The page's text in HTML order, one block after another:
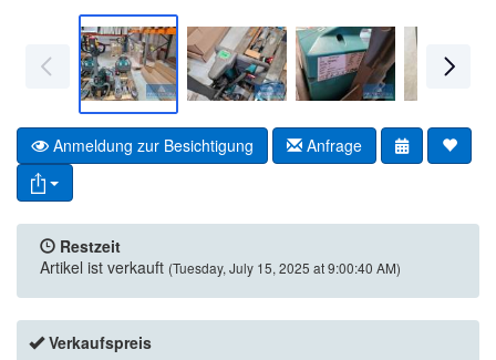
Anmeldung zur Besichtigung Anfrage
Restzeit
Artikel ist verkauft (Tuesday, July 15, 2025 at 9:00:40 AM)
Verkaufspreis